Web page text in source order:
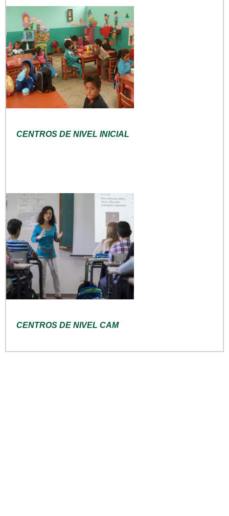
CENTROS DE NIVEL INICIAL
CENTROS DE NIVEL CAM